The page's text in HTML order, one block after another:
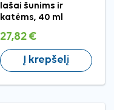
lašai šunims ir
katėms, 40 ml
27,82 €
Į krepšelį